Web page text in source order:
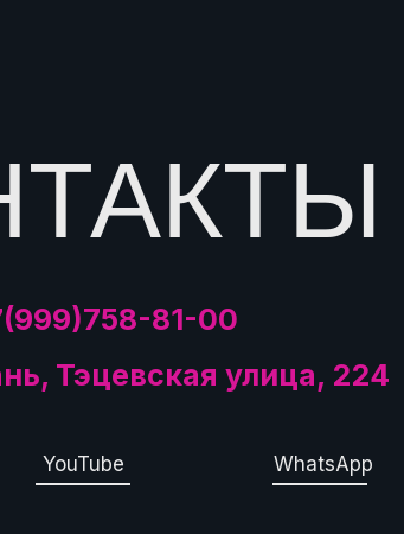
YouTube WhatsApp
81-00
Тэцевская улица, 224